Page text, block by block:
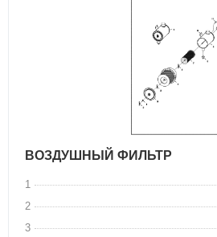
ВОЗДУШНЫЙ ФИЛЬТР
1
2
3